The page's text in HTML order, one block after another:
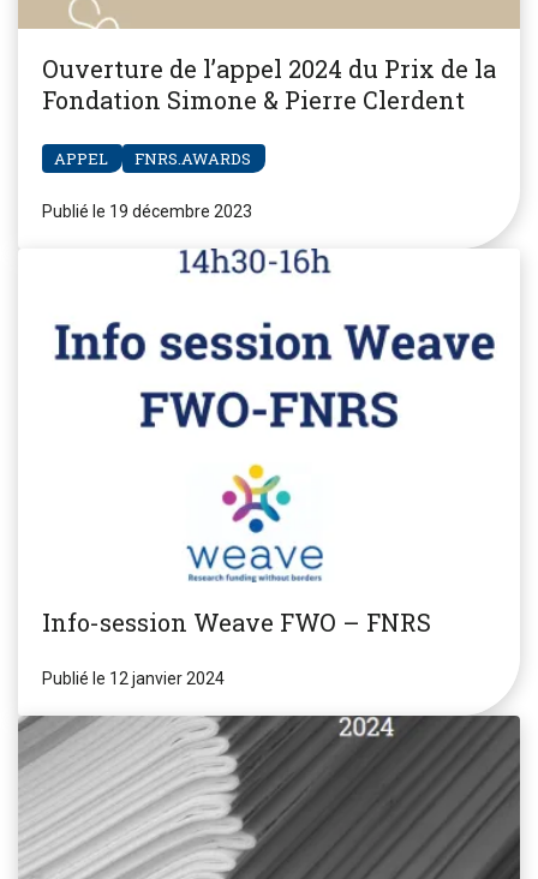
Ouverture de l’appel 2024 du Prix de la
Fondation Simone & Pierre Clerdent
APPEL FNRS.AWARDS
Publié le 19 décembre 2023
Info-session Weave FWO – FNRS
Publié le 12 janvier 2024